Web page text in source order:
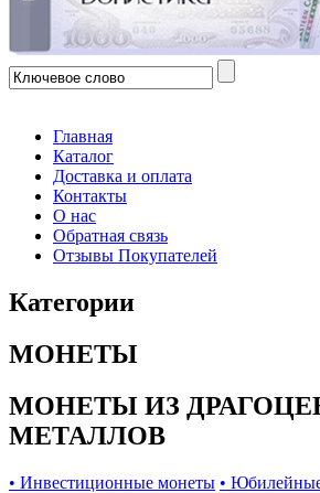
Главная
Каталог
Доставка и оплата
Контакты
О нас
Обратная связь
Отзывы Покупателей
Категории
МОНЕТЫ
МОНЕТЫ ИЗ
МЕТАЛЛОВ
• Инвестиционные монеты •